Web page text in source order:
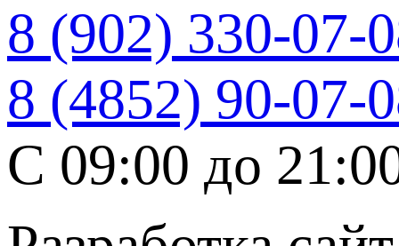
8 (902) 330-07-
8 (4852) 90-07-
C 09:00 до